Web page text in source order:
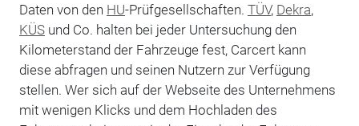
Daten von den HU-Prüfgesellschaften. TÜV, Dekra,
KÜSund Co. halten bei jeder Untersuchung den
Kilometerstand der Fahrzeuge fest, Carcert kann
diese abfragen und seinen Nutzern zur Verfügung
stellen. Wer sich auf der Webseite des Unternehmens
mit wenigen Klicks und dem Hochladen des